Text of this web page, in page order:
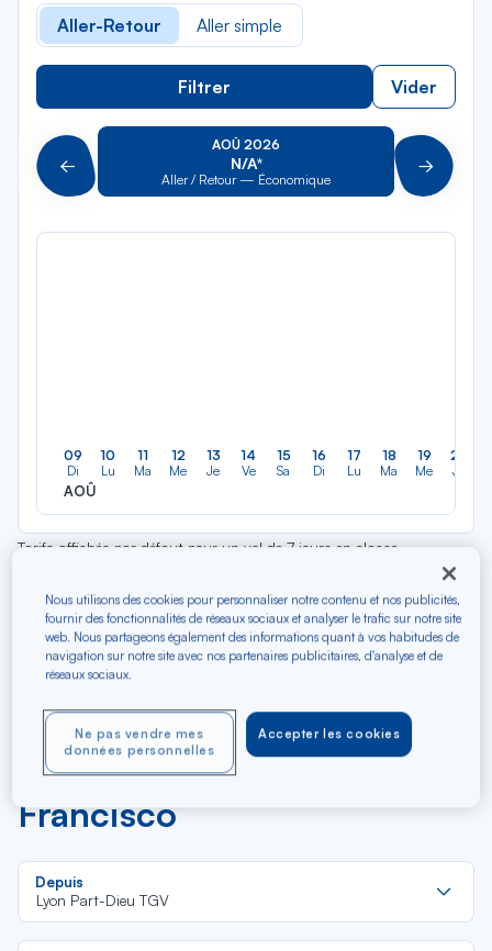
Aller-Retour Aller simple
Filtrer Vider
Précédent
AOÛ 2026
N/A*
Aller / Retour — Économique Suivant
09
Di
AOÛ
10
Lu
11
Ma
12
Me
13
Je
14
Ve
15
Sa
16
Di
17
Lu
18
Ma
19
Me
20
Je
Tarifs affichés par défaut pour un vol de 7 jours en classe
réservation. Des frais supplémentaires peuvent être appliqués pour
les produits et services optionnels.
Partez bientôt entre Lyon
Part-Dieu TGV et San
Francisco
Depuis
Lyon Part-Dieu TGV
Nous utilisons des cookies pour personnaliser notre contenu et nos publicités,
fournir des fonctionnalités de réseaux sociaux et analyser le trafic sur notre site
web. Nous partageons également des informations quant à vos habitudes de
navigation sur notre site avec nos partenaires publicitaires, d'analyse et de
réseaux sociaux.
Accepter les cookies
Ne pas vendre mes
données personnelles